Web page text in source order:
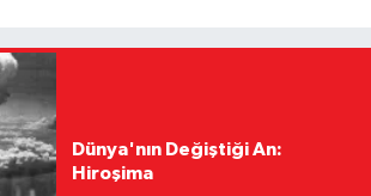
Dünya'nın Değiştiği An:
Hiroşima